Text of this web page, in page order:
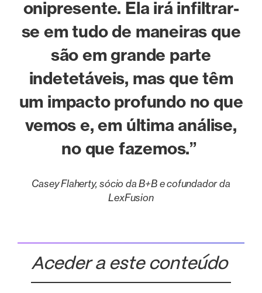
onipresente. Ela irá infiltrar-
se em tudo de maneiras que
são em grande parte
indetetáveis, mas que têm
um impacto profundo no que
vemos e, em última análise,
no que fazemos.”
Casey Flaherty, sócio da B+B e cofundador da
LexFusion
Aceder a este conteúdo